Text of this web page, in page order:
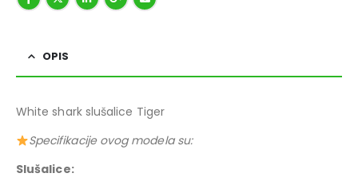
OPIS
White shark slušalice Tiger
Specifikacije ovog modela su:
Slušalice: